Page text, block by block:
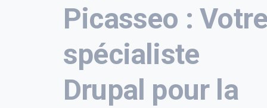
Picasseo :
spécialiste
Drupal pour la